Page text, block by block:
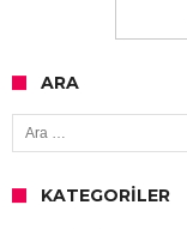
ARA
Arama:
KATEGORILER